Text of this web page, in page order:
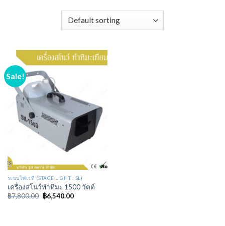
Sale!
ระบบไฟเวที (STAGE LIGHT : SL)
เครื่องสโนว์ทำหิมะ 1500 วัตต์
฿7,800.00 ฿6,540.00